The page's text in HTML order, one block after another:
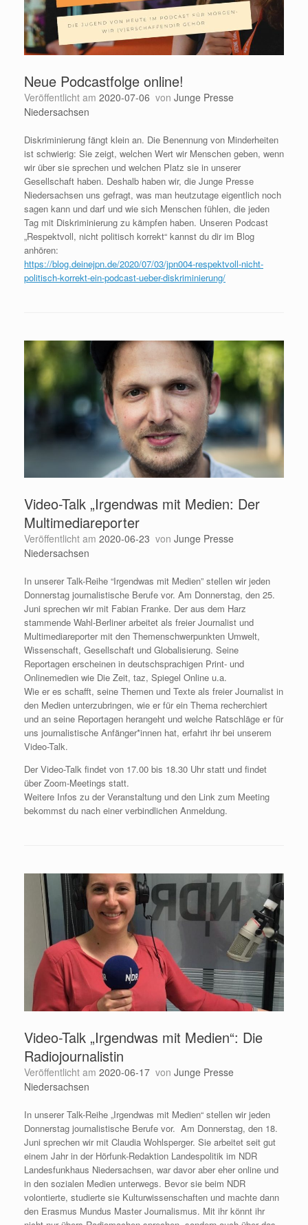
Neue Podcastfolge online!
Veröffentlicht am 2020-07-06 von Junge Presse
Niedersachsen
Diskriminierung fängt klein an. Die Benennung von Minderheiten
ist schwierig: Sie zeigt, welchen Wert wir Menschen geben, wenn
wir über sie sprechen und welchen Platz sie in unserer
Gesellschaft haben. Deshalb haben wir, die Junge Presse
Niedersachsen uns gefragt, was man heutzutage eigentlich noch
sagen kann und darf und wie sich Menschen fühlen, die jeden
Tag mit Diskriminierung zu kämpfen haben. Unseren Podcast
„Respektvoll, nicht politisch korrekt“ kannst du dir im Blog
anhören:
https://blog.deinejpn.de/2020/07/03/jpn004-respektvoll-nicht-
politisch-korrekt-ein-podcast-ueber-diskriminierung/
Video-Talk „Irgendwas mit Medien: Der
Multimediareporter
Veröffentlicht am 2020-06-23 von Junge Presse
Niedersachsen
In unserer Talk-Reihe “Irgendwas mit Medien” stellen wir jeden
Donnerstag journalistische Berufe vor. Am Donnerstag, den 25.
Juni sprechen wir mit Fabian Franke. Der aus dem Harz
stammende Wahl-Berliner arbeitet als freier Journalist und
Multimediareporter mit den Themenschwerpunkten Umwelt,
Wissenschaft, Gesellschaft und Globalisierung. Seine
Reportagen erscheinen in deutschsprachigen Print- und
Onlinemedien wie Die Zeit, taz, Spiegel Online u.a.
Wie er es schafft, seine Themen und Texte als freier Journalist in
den Medien unterzubringen, wie er für ein Thema recherchiert
und an seine Reportagen herangeht und welche Ratschläge er für
uns journalistische Anfänger*innen hat, erfahrt ihr bei unserem
Video-Talk.
Der Video-Talk findet von 17.00 bis 18.30 Uhr statt und findet
über Zoom-Meetings statt.
Weitere Infos zu der Veranstaltung und den Link zum Meeting
bekommst du nach einer verbindlichen Anmeldung.
Video-Talk „Irgendwas mit Medien“: Die
Radiojournalistin
Veröffentlicht am 2020-06-17 von Junge Presse
Niedersachsen
In unserer Talk-Reihe „Irgendwas mit Medien“ stellen wir jeden
Donnerstag journalistische Berufe vor. Am Donnerstag, den 18.
Juni sprechen wir mit Claudia Wohlsperger. Sie arbeitet seit gut
einem Jahr in der Hörfunk-Redaktion Landespolitik im NDR
Landesfunkhaus Niedersachsen, war davor aber eher online und
in den sozialen Medien unterwegs. Bevor sie beim NDR
volontierte, studierte sie Kulturwissenschaften und machte dann
den Erasmus Mundus Master Journalismus. Mit ihr könnt ihr